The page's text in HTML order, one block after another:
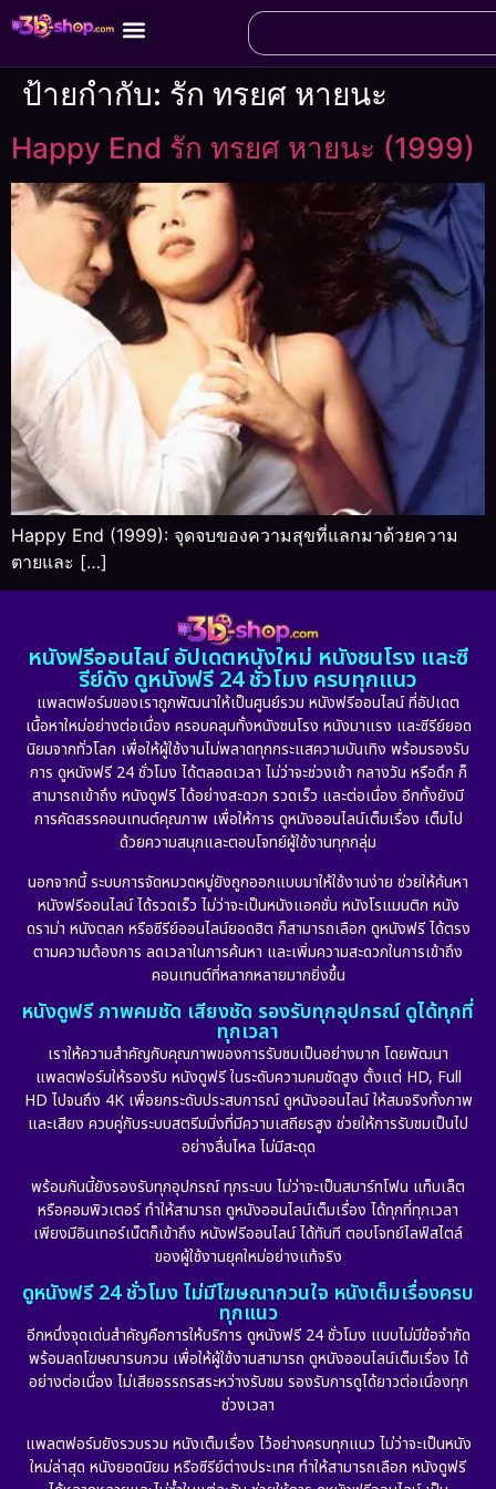
ป้ายกำกับ: รัก ทรยศ หายนะ
Happy End รัก ทรยศ หายนะ (1999)
Happy End (1999): จุดจบของความสุขที่แลกมาด้วยความ
ตายและ […]
หนังฟรีออนไลน์ อัปเดตหนังใหม่ หนังชนโรง และซี
รีย์ดัง ดูหนังฟรี 24 ชั่วโมง ครบทุกแนว
แพลตฟอร์มของเราถูกพัฒนาให้เป็นศูนย์รวม หนังฟรีออนไลน์ ที่อัปเดต
เนื้อหาใหม่อย่างต่อเนื่อง ครอบคลุมทั้งหนังชนโรง หนังมาแรง และซีรีย์ยอด
นิยมจากทั่วโลก เพื่อให้ผู้ใช้งานไม่พลาดทุกกระแสความบันเทิง พร้อมรองรับ
การ ดูหนังฟรี 24 ชั่วโมง ได้ตลอดเวลา ไม่ว่าจะช่วงเช้า กลางวัน หรือดึก ก็
สามารถเข้าถึง หนังดูฟรี ได้อย่างสะดวก รวดเร็ว และต่อเนื่อง อีกทั้งยังมี
การคัดสรรคอนเทนต์คุณภาพ เพื่อให้การ ดูหนังออนไลน์เต็มเรื่อง เต็มไป
ด้วยความสนุกและตอบโจทย์ผู้ใช้งานทุกกลุ่ม
นอกจากนี้ ระบบการจัดหมวดหมู่ยังถูกออกแบบมาให้ใช้งานง่าย ช่วยให้ค้นหา
หนังฟรีออนไลน์ ได้รวดเร็ว ไม่ว่าจะเป็นหนังแอคชั่น หนังโรแมนติก หนัง
ดราม่า หนังตลก หรือซีรีย์ออนไลน์ยอดฮิต ก็สามารถเลือก ดูหนังฟรี ได้ตรง
ตามความต้องการ ลดเวลาในการค้นหา และเพิ่มความสะดวกในการเข้าถึง
คอนเทนต์ที่หลากหลายมากยิ่งขึ้น
หนังดูฟรี ภาพคมชัด เสียงชัด รองรับทุกอุปกรณ์ ดูได้ทุกที่
ทุกเวลา
เราให้ความสำคัญกับคุณภาพของการรับชมเป็นอย่างมาก โดยพัฒนา
แพลตฟอร์มให้รองรับ หนังดูฟรี ในระดับความคมชัดสูง ตั้งแต่ HD, Full
HD ไปจนถึง 4K เพื่อยกระดับประสบการณ์ ดูหนังออนไลน์ ให้สมจริงทั้งภาพ
และเสียง ควบคู่กับระบบสตรีมมิ่งที่มีความเสถียรสูง ช่วยให้การรับชมเป็นไป
อย่างลื่นไหล ไม่มีสะดุด
พร้อมกันนี้ยังรองรับทุกอุปกรณ์ ทุกระบบ ไม่ว่าจะเป็นสมาร์ทโฟน แท็บเล็ต
หรือคอมพิวเตอร์ ทำให้สามารถ ดูหนังออนไลน์เต็มเรื่อง ได้ทุกที่ทุกเวลา
เพียงมีอินเทอร์เน็ตก็เข้าถึง หนังฟรีออนไลน์ ได้ทันที ตอบโจทย์ไลฟ์สไตล์
ของผู้ใช้งานยุคใหม่อย่างแท้จริง
ดูหนังฟรี 24 ชั่วโมง ไม่มีโฆษณากวนใจ หนังเต็มเรื่องครบ
ทุกแนว
อีกหนึ่งจุดเด่นสำคัญคือการให้บริการ ดูหนังฟรี 24 ชั่วโมง แบบไม่มีข้อจำกัด
พร้อมลดโฆษณารบกวน เพื่อให้ผู้ใช้งานสามารถ ดูหนังออนไลน์เต็มเรื่อง ได้
อย่างต่อเนื่อง ไม่เสียอรรถรสระหว่างรับชม รองรับการดูได้ยาวต่อเนื่องทุก
ช่วงเวลา
แพลตฟอร์มยังรวบรวม หนังเต็มเรื่อง ไว้อย่างครบทุกแนว ไม่ว่าจะเป็นหนัง
ใหม่ล่าสุด หนังยอดนิยม หรือซีรีย์ต่างประเทศ ทำให้สามารถเลือก หนังดูฟรี